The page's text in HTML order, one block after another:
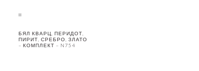
БЯЛ КВАРЦ, ПЕРИДОТ,
ПИРИТ, СРЕБРО, ЗЛАТО
– КОМПЛЕКТ – N754